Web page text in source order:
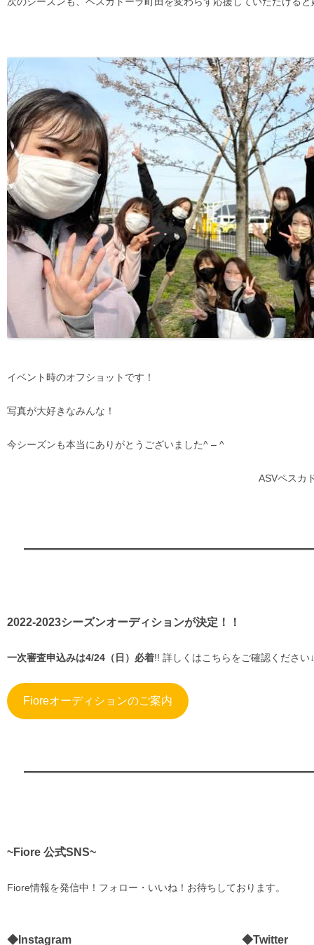
イベント時のオフショットです！
写真が大好きなみんな！
今シーズンも本当にありがとうございました^ – ^
ASVペスカ
2022-2023シーズンオーディションが決定！！
一次審査申込みは4/24（日）必着!! 詳しくはこちらをご確認ください
Fioreオーディションのご案内
~Fiore 公式SNS~
Fiore情報を発信中！フォロー・いいね！お待ちしております。
◆Instagram ◆Twitter